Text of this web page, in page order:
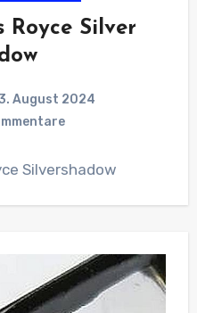
Royce Silver
August 2024
Silvershadow